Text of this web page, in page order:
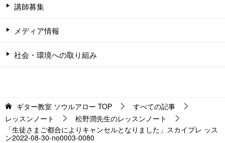
講師募集
メディア情報
社会・環境への取り組み
ギター教室 ソウルアロー TOP
すべての記事
レッスンノート
松野潤先生のレッスンノート
「生徒さまご都合によりキャンセルとなりました」スカイプレ ッス
ン2022-08-30-­no0003-­0080